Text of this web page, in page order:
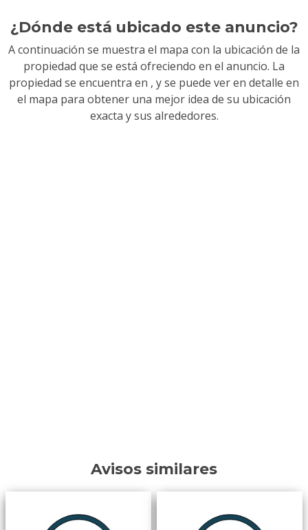
¿Dónde está ubicado este anuncio?
A continuación se muestra el mapa con la ubicación de la
propiedad que se está ofreciendo en el anuncio. La
propiedad se encuentra en , y se puede ver en detalle en
el mapa para obtener una mejor idea de su ubicación
exacta y sus alrededores.
Avisos similares